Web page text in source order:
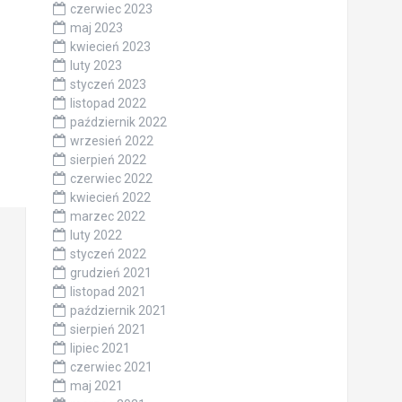
czerwiec 2023
maj 2023
kwiecień 2023
luty 2023
styczeń 2023
listopad 2022
październik 2022
wrzesień 2022
sierpień 2022
czerwiec 2022
kwiecień 2022
marzec 2022
luty 2022
styczeń 2022
grudzień 2021
listopad 2021
październik 2021
sierpień 2021
lipiec 2021
czerwiec 2021
maj 2021